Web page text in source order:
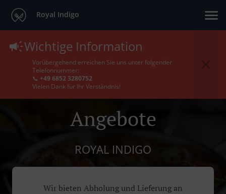
Royal Indigo
Wichtige Information
Vorübergehend erreichen Sie uns unter folgender
Telefonnummer:
📞 +49 6852 3280752
Vielen Dank für Ihr Verständnis!
Angebote
ROYAL INDIGO
Wir bieten Abholung und Lieferung an